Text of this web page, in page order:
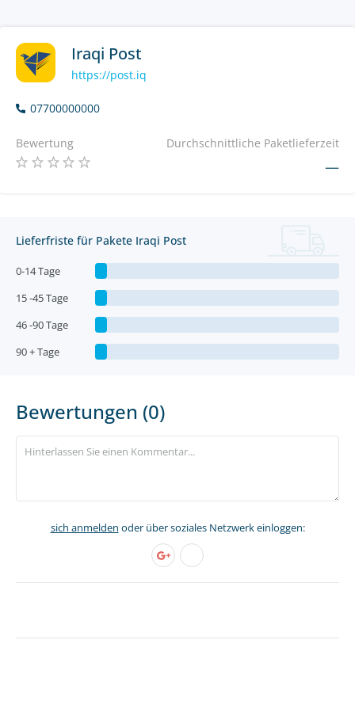
Iraqi Post
https://post.iq
07700000000
Bewertung Durchschnittliche Paketlieferzeit
—
Lieferfriste für Pakete Iraqi Post
0-14 Tage
15 -45 Tage
46 -90 Tage
90 + Tage
Bewertungen (0)
sich anmelden oder über soziales Netzwerk einloggen: